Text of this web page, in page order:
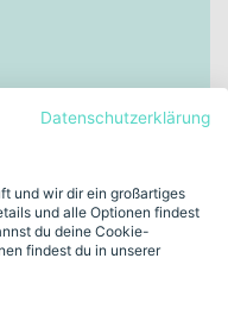
SRAM DB8 Stealth (4
Sattelstütze mit 125 mm
E-MTB Fullys
E-MTB Fully
85Nm, 25km/h
Datenschutzerklärung
und wir dir ein großartiges
und alle Optionen findest
du deine Cookie-
findest du in unserer